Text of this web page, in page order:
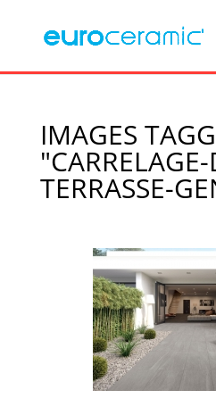
IMAGES
TERRASSE-